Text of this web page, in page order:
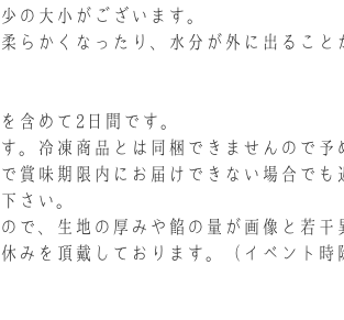
の大小がございます。
らかくなったり、水分が外に出るこ
含めて2日間です。
。冷凍商品とは同梱できませんので予
賞味期限内にお届けできない場合で
さい。
で、生地の厚みや餡の量が画像と若干
みを頂戴しております。（イベント